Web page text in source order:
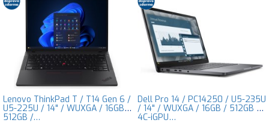
Lenovo ThinkPad T / T14 Gen 6 /
U5-225U / 14" / WUXGA / 16GB /
512GB /…
Dell Pro 14 / PC14250 / U5-235U
/ 14" / WUXGA / 16GB / 512GB /
4C-iGPU…